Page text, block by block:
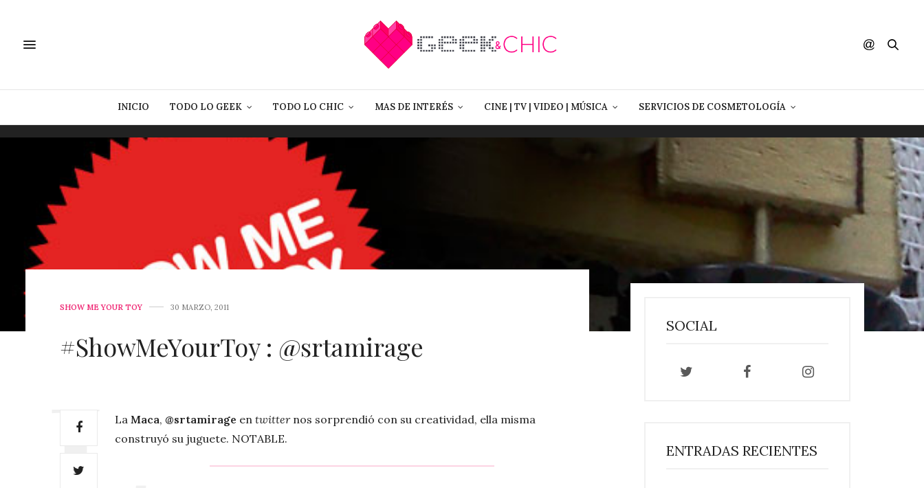
INICIO TODO LO GEEK TODO LO CHIC MAS DE INTERÉS CINE | TV | VIDEO | MÚSICA SERVICIOS DE COSMETOLOGÍA
SHOW ME YOUR TOY 30 MARZO, 2011
#ShowMeYourToy : @srtamirage
La Maca, @srtamirage en twitternos sorprendió con su creatividad, ella misma
construyó su juguete. NOTABLE.
SOCIAL
ENTRADAS RECIENTES